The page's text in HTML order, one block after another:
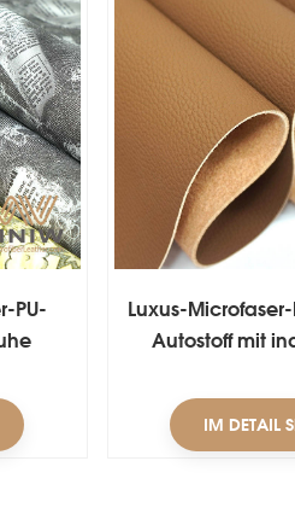
PU-
Luxus-
Autostoff mit
IM DETAIL